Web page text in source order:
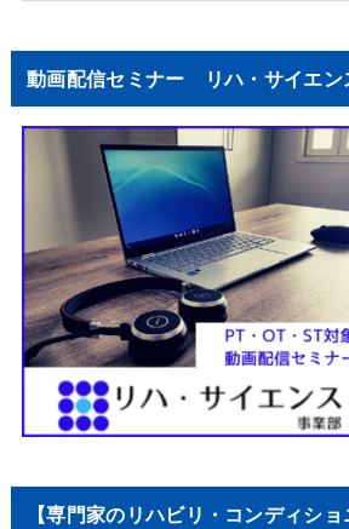
動画配信セミナー リハ・サイエン
【専門家のリハビリ・コンディシ